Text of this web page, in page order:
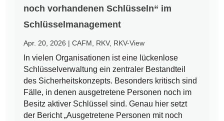
noch vorhandenen Schlüsseln“ im
Schlüsselmanagement
Apr. 20, 2026 |CAFM RKV, RKV-View
In vielen Organisationen ist eine lückenlose
Schlüsselverwaltung ein zentraler Bestandteil
des Sicherheitskonzepts. Besonders kritisch sind
Fälle, in denen ausgetretene Personen noch im
Besitz aktiver Schlüssel sind. Genau hier setzt
der Bericht „Ausgetretene Personen mit noch